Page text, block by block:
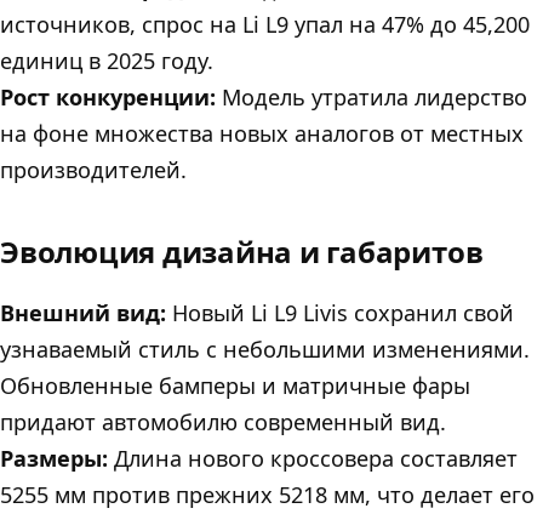
источников, спрос на Li L9 упал на 47% до 45,200
единиц в 2025 году.
Рост конкуренции: Модель утратила лидерство
на фоне множества новых аналогов от местных
производителей.
Эволюция дизайна и габаритов
Внешний вид: Новый Li L9 Livis сохранил свой
узнаваемый стиль с небольшими изменениями.
Обновленные бамперы и матричные фары
придают автомобилю современный вид.
Размеры: Длина нового кроссовера составляет
5255 мм против прежних 5218 мм, что делает его